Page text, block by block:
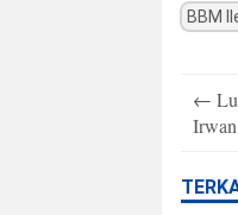
BBM
←